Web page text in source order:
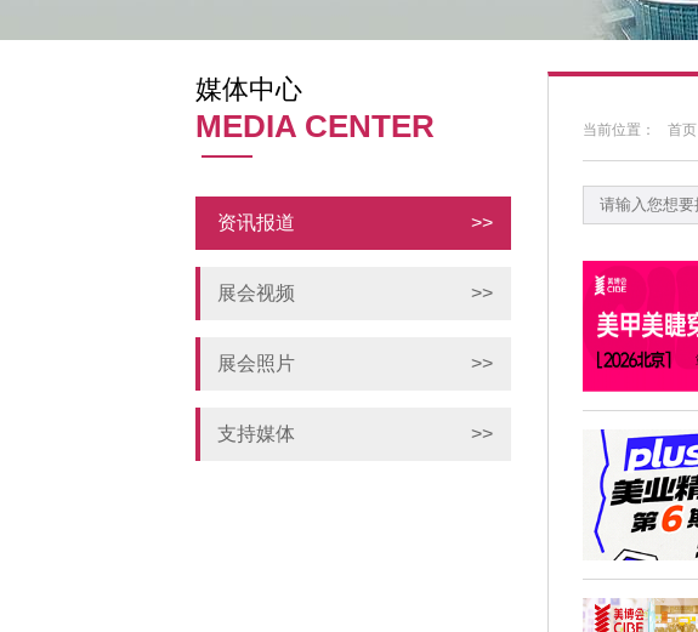
媒体中心
MEDIA CENTER
>>
资讯报道
>>
展会视频
>>
展会照片
>>
支持媒体
当前位置： 首页